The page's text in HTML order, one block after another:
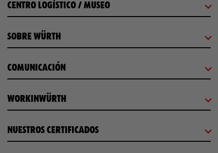
CENTRO LOGÍSTICO / MUSEO
SOBRE WÜRTH
COMUNICACIÓN
WORKINWÜRTH
NUESTROS CERTIFICADOS